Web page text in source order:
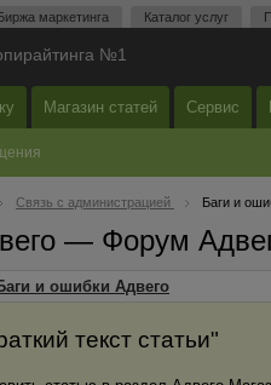
маркетинга Каталог услуг
№1
Магазин статей Сервис
Связь с администрацией Баги и
— Форум
и ошибки Адвего
текст статьи"